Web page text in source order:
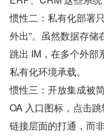
惯性二：私有化部署
外出”。虽然数据存
跳出 IM，在多个外部
私有化环境承载。
惯性三：开放集成被
OA 入口图标，点击
链接层面的打通，而